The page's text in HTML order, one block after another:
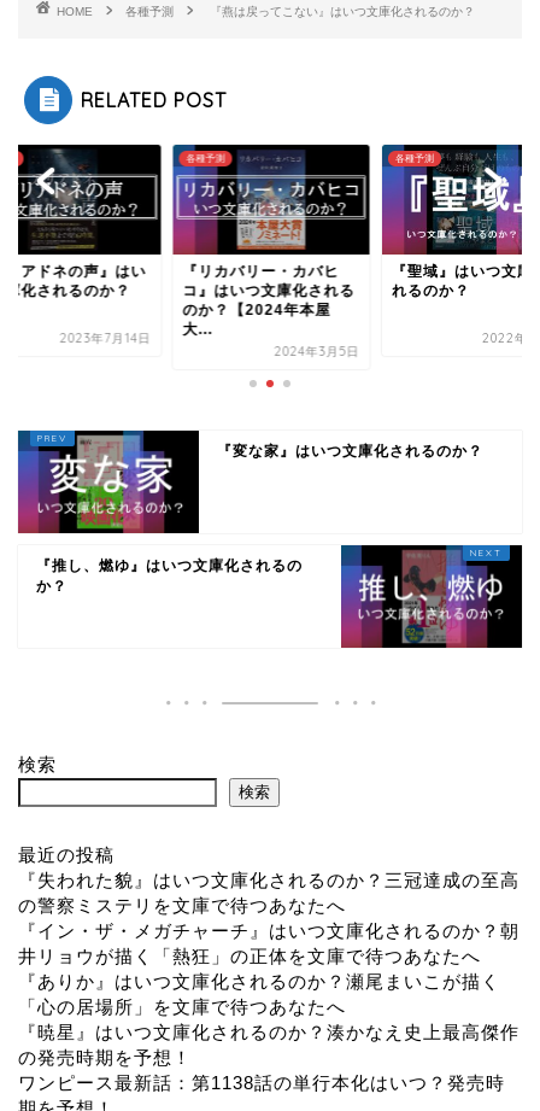
HOME 各種予測 『燕は戻ってこない』はいつ文庫化されるのか？
RELATED POST
リアドネの声』はい
庫化されるのか？
2023年7月14日
各種予測
『リカバリー・カバヒ
コ』はいつ文庫化される
のか？【2024年本屋
大...
2024年3月5日
各種予測
『聖域』はいつ文庫
れるのか？
2022年3
『変な家』はいつ文庫化されるのか？
『推し、燃ゆ』はいつ文庫化されるの
か？
検索
検索
最近の投稿
『失われた貌』はいつ文庫化されるのか？三冠達成の至高
の警察ミステリを文庫で待つあなたへ
『イン・ザ・メガチャーチ』はいつ文庫化されるのか？朝
井リョウが描く「熱狂」の正体を文庫で待つあなたへ
『ありか』はいつ文庫化されるのか？瀬尾まいこが描く
「心の居場所」を文庫で待つあなたへ
『暁星』はいつ文庫化されるのか？湊かなえ史上最高傑作
の発売時期を予想！
ワンピース最新話：第1138話の単行本化はいつ？発売時